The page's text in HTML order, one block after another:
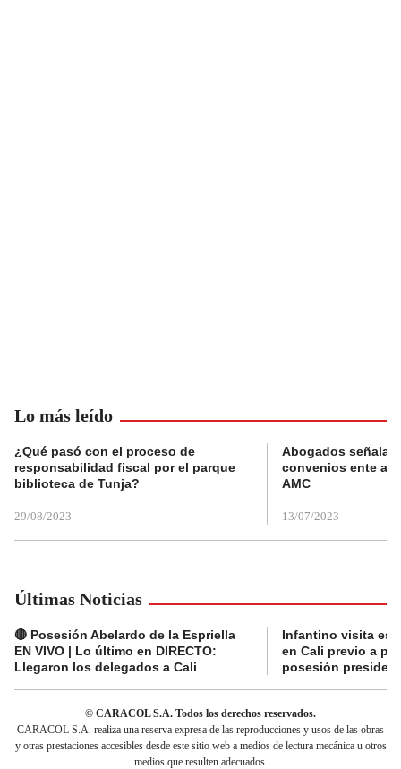
Lo más leído
¿Qué pasó con el proceso de
responsabilidad fiscal por el parque
biblioteca de Tunja?
29/08/2023
Abogados
convenios ente
AMC
13/07/2023
Últimas Noticias
🔴 Posesión Abelardo de la Espriella
EN VIVO | Lo último en DIRECTO:
Llegaron los delegados a Cali
Infantino visita
en Cali previo a
posesión
© CARACOL S.A. Todos los derechos reservados.
CARACOL S.A. realiza una reserva expresa de las reproducciones y usos de las obras
y otras prestaciones accesibles desde este sitio web a medios de lectura mecánica u otros
medios que resulten adecuados.